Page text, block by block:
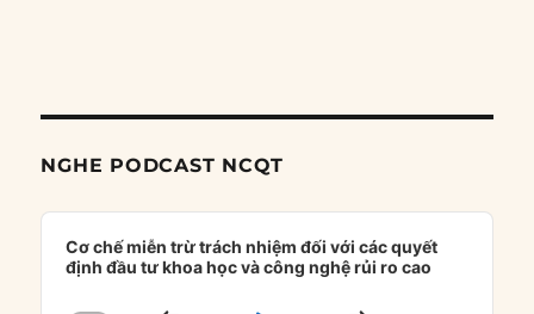
NGHE PODCAST NCQT
Audio
Player
Cơ chế miễn trừ trách nhiệm đối với các quyết
định đầu tư khoa học và công nghệ rủi ro cao